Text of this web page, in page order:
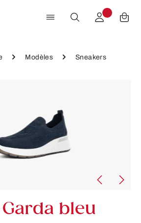
Modèles Sneakers
bleu